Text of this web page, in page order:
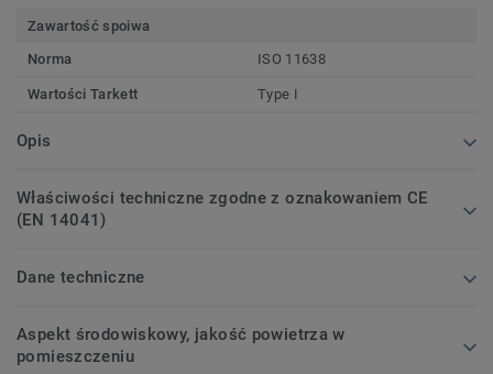
Zawartość spoiwa
Norma
ISO 11638
Wartości Tarkett Type I
Opis
Właściwości techniczne zgodne z oznakowaniem CE
(EN 14041)
Dane techniczne
Aspekt środowiskowy, jakość powietrza w
pomieszczeniu